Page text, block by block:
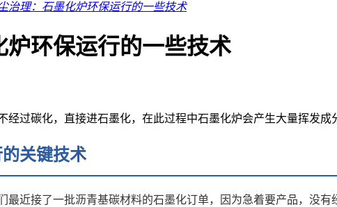
治理：石墨化炉环保运行的一些技术
环保运行的一些技术
经过碳化，直接进石墨化，在此过程中石墨化炉会产生大量挥发
关键技术
近接了一批沥青基碳材料的石墨化订单，因为急着要产品，没有